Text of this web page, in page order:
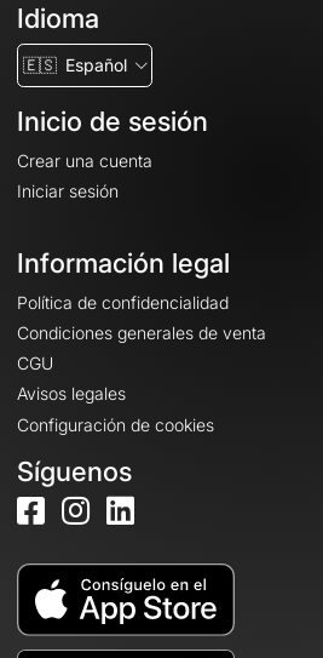
Idioma
🇪🇸 Español
Inicio de sesión
Crear una cuenta
Iniciar sesión
Información legal
Política de confidencialidad
Condiciones generales de venta
CGU
Avisos legales
Configuración de cookies
Síguenos